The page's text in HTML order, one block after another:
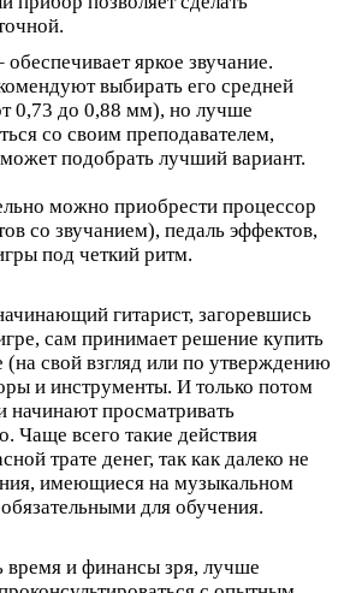
яркое звучание.
выбирать его средней
0,73 до 0,88 мм), но лучше
со своим преподавателем,
подобрать лучший вариант.
можно приобрести процессор
со звучанием), педаль эффектов,
под четкий ритм.
гитарист, загоревшись
сам принимает решение купить
свой взгляд или по утверждению
и инструменты. И только потом
начинают просматривать
Чаще всего такие действия
трате денег, так как далеко не
имеющиеся на музыкальном
для обучения.
время и финансы зря, лучше